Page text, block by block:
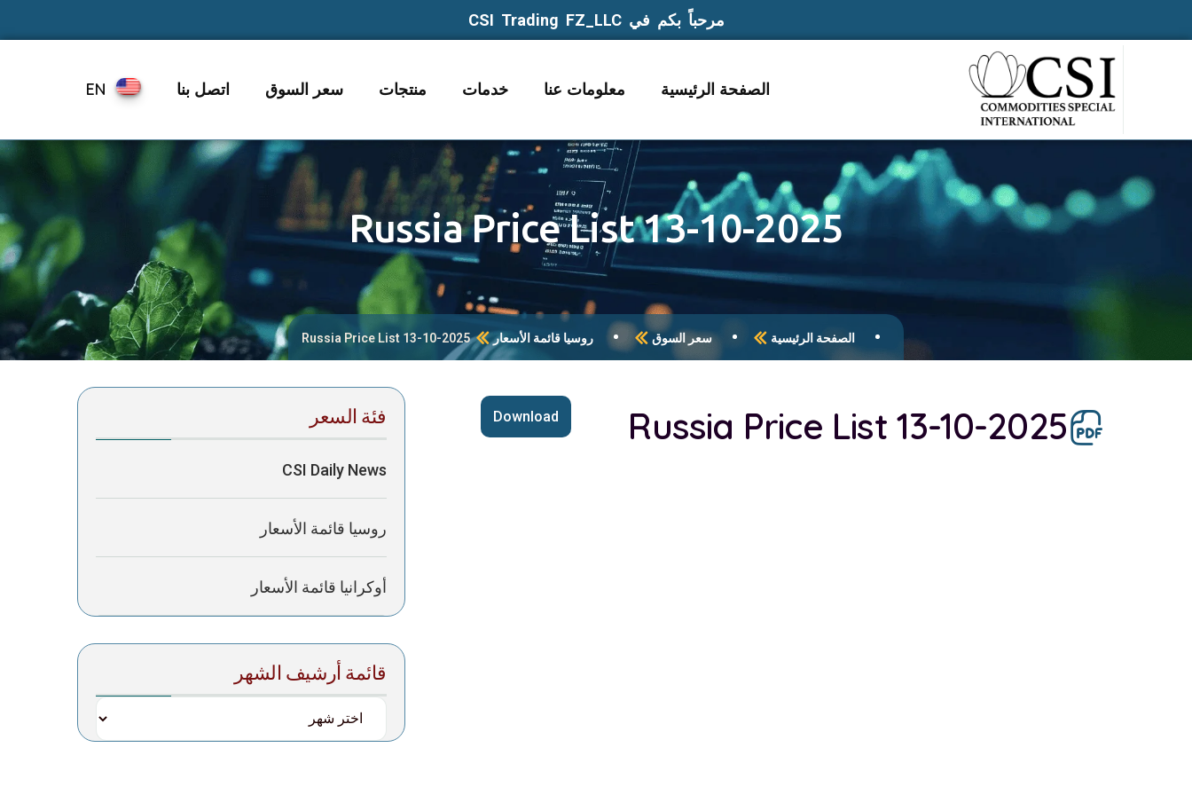
مرحباً بكم في CSI Trading FZ_LLC
الصفحة الرئيسية معلومات عنا خدمات منتجات سعر السوق اتصل بنا EN
Russia Price List 13-10-2025
الصفحة الرئيسية سعر السوق روسيا قائمة الأسعار Russia Price List 13-10-2025
Russia Price List 13-10-2025
Download فئة السعر
CSI Daily News
روسيا قائمة الأسعار
أوكرانيا قائمة الأسعار
قائمة أرشيف الشهر